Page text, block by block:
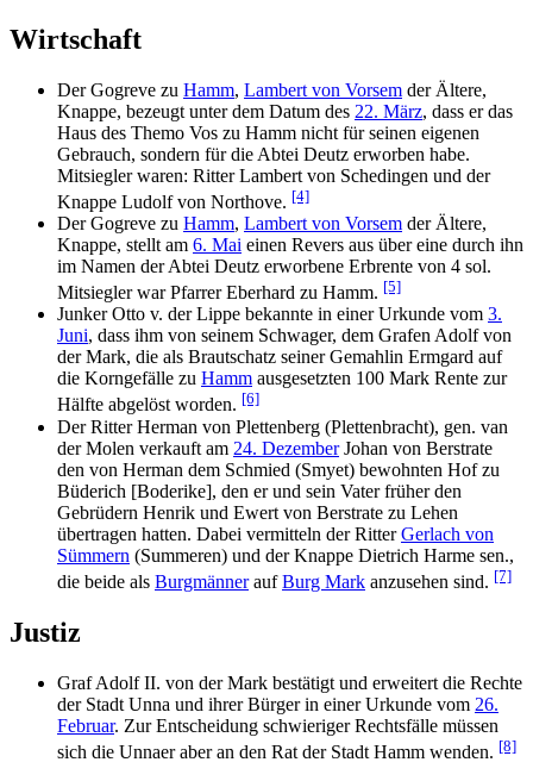
Wirtschaft
Der Gogreve zu Hamm, Lambert von Vorsem der Ältere,
Knappe, bezeugt unter dem Datum des 22. März, dass er das
Haus des Themo Vos zu Hamm nicht für seinen eigenen
Gebrauch, sondern für die Abtei Deutz erworben habe.
Mitsiegler waren: Ritter Lambert von Schedingen und der
Knappe Ludolf von Northove. [4]
Der Gogreve zu Hamm, Lambert von Vorsem der Ältere,
Knappe, stellt am 6. Mai einen Revers aus über eine durch ihn
im Namen der Abtei Deutz erworbene Erbrente von 4 sol.
Mitsiegler war Pfarrer Eberhard zu Hamm. [5]
Junker Otto v. der Lippe bekannte in einer Urkunde vom 3.
Juni, dass ihm von seinem Schwager, dem Grafen Adolf von
der Mark, die als Brautschatz seiner Gemahlin Ermgard auf
die Korngefälle zu Hamm ausgesetzten 100 Mark Rente zur
Hälfte abgelöst worden. [6]
Der Ritter Herman von Plettenberg (Plettenbracht), gen. van
der Molen verkauft am 24. DezemberJohan von Berstrate
den von Herman dem Schmied (Smyet) bewohnten Hof zu
Büderich [Boderike], den er und sein Vater früher den
Gebrüdern Henrik und Ewert von Berstrate zu Lehen
übertragen hatten. Dabei vermitteln der RitterGerlach von
Sümmern (Summeren) und der Knappe Dietrich Harme sen.,
die beide als BurgmänneraufBurg Mark anzusehen sind. [7]
Justiz
Graf Adolf II. von der Mark bestätigt und erweitert die Rechte
der Stadt Unna und ihrer Bürger in einer Urkunde vom 26.
Februar. Zur Entscheidung schwieriger Rechtsfälle müssen
sich die Unnaer aber an den Rat der Stadt Hamm wenden. [8]